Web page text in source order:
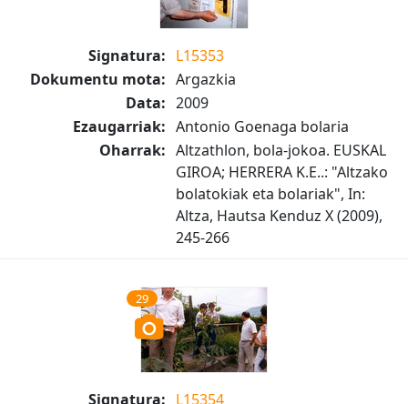
Signatura: L15353
Dokumentu mota: Argazkia
Data: 2009
Ezaugarriak: Antonio Goenaga bolaria
Oharrak: Altzathlon, bola-jokoa. EUSKAL
GIROA; HERRERA K.E..: "Altzako
bolatokiak eta bolariak", In:
Altza, Hautsa Kenduz X (2009),
245-266
29
Signatura: L15354